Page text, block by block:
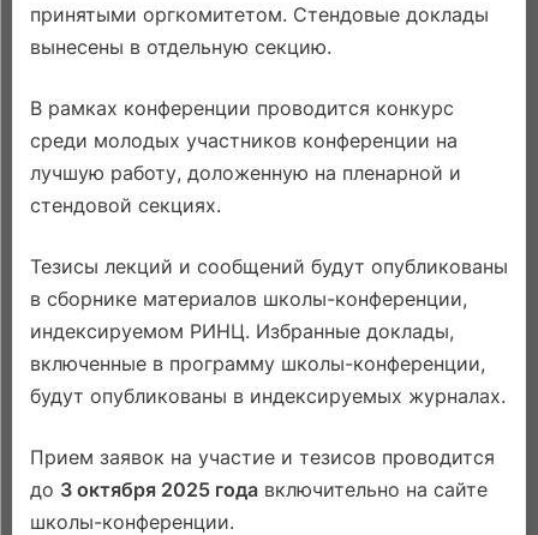
принятыми оргкомитетом. Стендовые доклады
вынесены в отдельную секцию.
В рамках конференции проводится конкурс
среди молодых участников конференции на
лучшую работу, доложенную на пленарной и
стендовой секциях.
Тезисы лекций и сообщений будут опубликованы
в сборнике материалов школы-конференции,
индексируемом РИНЦ. Избранные доклады,
включенные в программу школы-конференции,
будут опубликованы в индексируемых журналах.
Прием заявок на участие и тезисов проводится
до 3 октября 2025 года включительно на сайте
школы-конференции.